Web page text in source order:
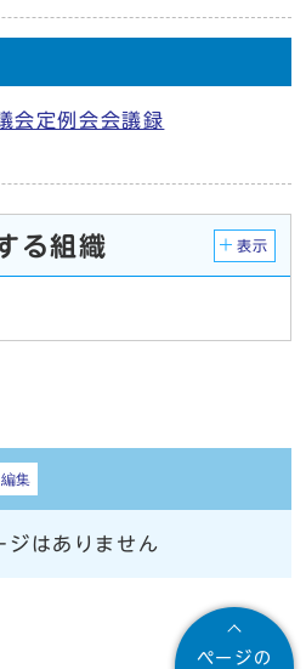
会定例会会議録
る組織 表示
編集
ジはありません
ページの